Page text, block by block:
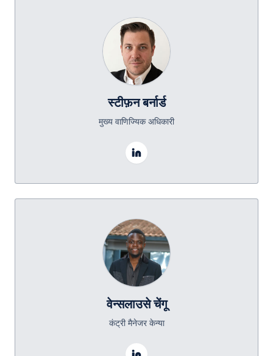
स्टीफ़न बर्नार्ड
मुख्य वाणिज्यिक अधिकारी
वेन्सलाउसे चेंगू
कंट्री मैनेजर केन्या